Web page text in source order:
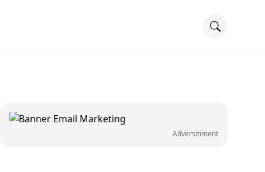
Adversitiment